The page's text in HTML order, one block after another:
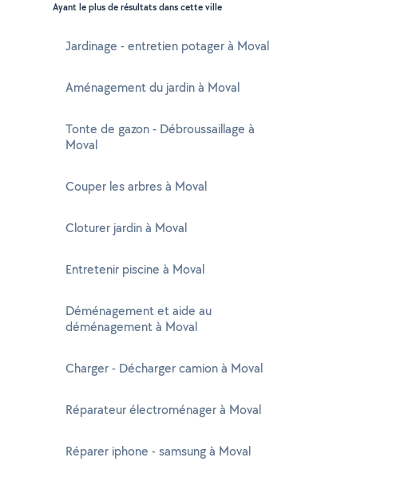
Ayant le plus de résultats dans cette ville
Jardinage - entretien potager à Moval
Aménagement du jardin à Moval
Tonte de gazon - Débroussaillage à
Moval
Couper les arbres à Moval
Cloturer jardin à Moval
Entretenir piscine à Moval
Déménagement et aide au
déménagement à Moval
Charger - Décharger camion à Moval
Réparateur électroménager à Moval
Réparer iphone - samsung à Moval